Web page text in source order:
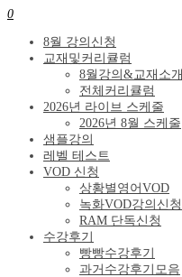
0
8월 강의신청
교재및커리큘럼
8월강의&교재소개
전체커리큘럼
2026년 라이브 스케줄
2026년 8월 스케줄
샘플강의
레벨 테스트
VOD 신청
상황별영어VOD
녹화VOD강의신청
RAM 단독신청
수강후기
빵빵수강후기
과거수강후기모음